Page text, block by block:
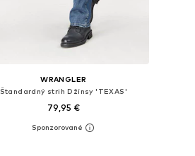
WRANGLER
Štandardný strih Džínsy 'TEXAS'
79,95 €
+ 9
Dostupné v mnohých veľkostiach